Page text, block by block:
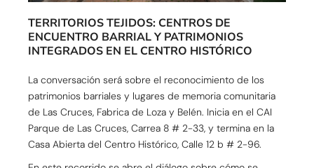
TERRITORIOS TEJIDOS: CENTROS DE
ENCUENTRO BARRIAL Y PATRIMONIOS
INTEGRADOS EN EL CENTRO HISTÓRICO
La conversación será sobre el reconocimiento de los
patrimonios barriales y lugares de memoria comunitaria
de Las Cruces, Fabrica de Loza y Belén. Inicia en el CAI
Parque de Las Cruces, Carrea 8 # 2-33, y termina en la
Casa Abierta del Centro Histórico, Calle 12 b # 2-96.